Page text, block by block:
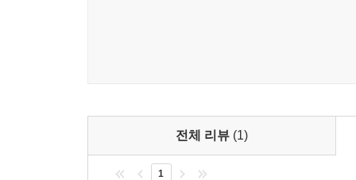
전체 리뷰 (1)
1